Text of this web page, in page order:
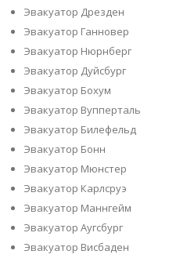
Эвакуатор Дрезден
Эвакуатор Ганновер
Эвакуатор Нюрнберг
Эвакуатор Дуйсбург
Эвакуатор Бохум
Эвакуатор Вупперталь
Эвакуатор Билефельд
Эвакуатор Бонн
Эвакуатор Мюнстер
Эвакуатор Карлсруэ
Эвакуатор Маннгейм
Эвакуатор Аугсбург
Эвакуатор Висбаден